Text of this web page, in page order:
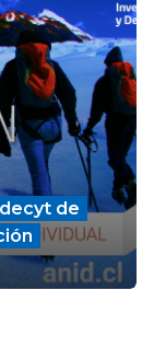
de